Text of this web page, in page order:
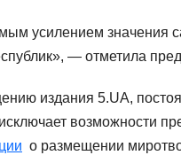
усилением значения
— отметила
издания 5.UA,
возможности
о размещении